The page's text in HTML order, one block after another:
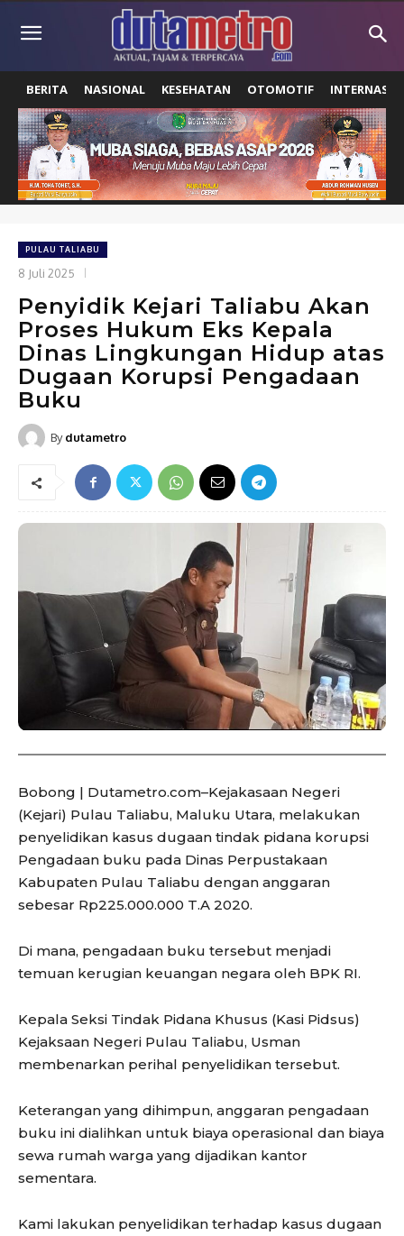
BERITA NASIONAL KESEHATAN OTOMOTIF
PULAU TALIABU
8 Juli 2025
Penyidik Kejari Taliabu Akan
Proses Hukum Eks Kepala
Dinas Lingkungan Hidup atas
Dugaan Korupsi Pengadaan
Buku
By dutametro
Bobong | Dutametro.com–Kejakasaan Negeri
(Kejari) Pulau Taliabu, Maluku Utara, melakukan
penyelidikan kasus dugaan tindak pidana korupsi
Pengadaan buku pada Dinas Perpustakaan
Kabupaten Pulau Taliabu dengan anggaran
sebesar Rp225.000.000 T.A 2020.
Di mana, pengadaan buku tersebut menjadi
temuan kerugian keuangan negara oleh BPK RI.
Kepala Seksi Tindak Pidana Khusus (Kasi Pidsus)
Kejaksaan Negeri Pulau Taliabu, Usman
membenarkan perihal penyelidikan tersebut.
Keterangan yang dihimpun, anggaran pengadaan
buku ini dialihkan untuk biaya operasional dan biaya
sewa rumah warga yang dijadikan kantor
sementara.
Kami lakukan penyelidikan terhadap kasus dugaan